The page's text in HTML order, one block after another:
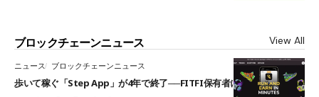
ブロックチェーンニュース View All
ニュース ブロックチェーンニュース
歩いて稼ぐ「Step App」が4年で終了──FITFI保有者に対応呼びかけ